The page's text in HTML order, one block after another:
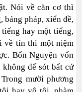
Nói về căn cơ thì
báng pháp, xiển đề,
hay một tiếng,
về tín thì một niệm
Bổn Nguyện vốn
để sót bất cứ
mười phương